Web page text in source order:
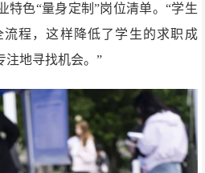
特色“量身定制”岗位清单。“学生
程，这样降低了学生的求职成
注地寻找机会。”